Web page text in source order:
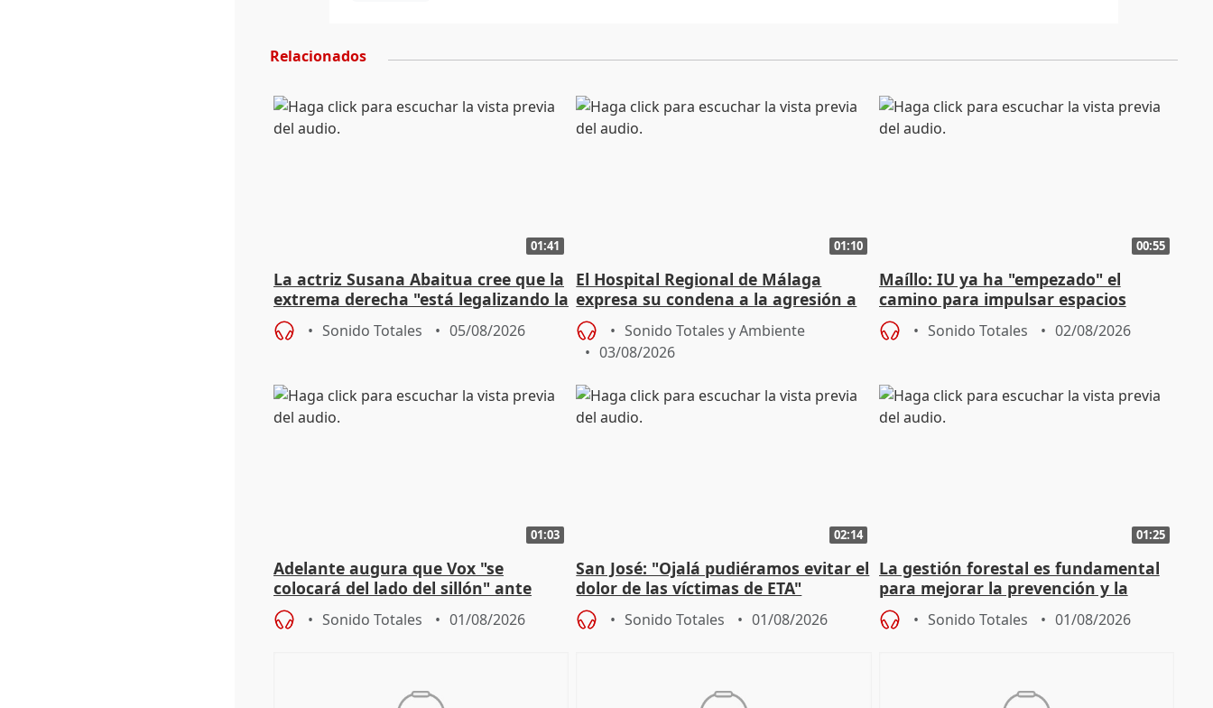
Relacionados
01:41
La actriz Susana Abaitua cree que la
extrema derecha "está legalizando la
homofobia"
Sonido Totales 05/08/2026
01:10
El Hospital Regional de Málaga
expresa su condena a la agresión a
dos enfermeras de Urgencias
Sonido Totales y Ambiente
03/08/2026
00:55
Maíllo: IU ya ha "empezado" el
camino para impulsar espacios
unitarios para las municipales
Sonido Totales 02/08/2026
01:03
Adelante augura que Vox "se
colocará del lado del sillón" ante
iniciativas de la oposición
Sonido Totales 01/08/2026
02:14
San José: "Ojalá pudiéramos evitar el
dolor de las víctimas de ETA"
Sonido Totales 01/08/2026
01:25
La gestión forestal es fundamental
para mejorar la prevención y la
actuación frente a incendios
Sonido Totales 01/08/2026